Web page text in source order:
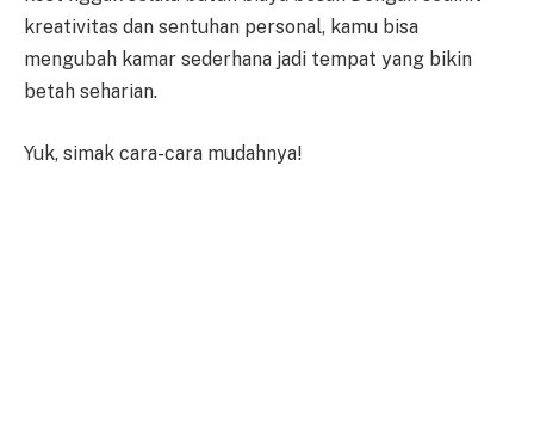
kreativitas dan sentuhan personal, kamu bisa
mengubah kamar sederhana jadi tempat yang bikin
betah seharian.
Yuk, simak cara-cara mudahnya!